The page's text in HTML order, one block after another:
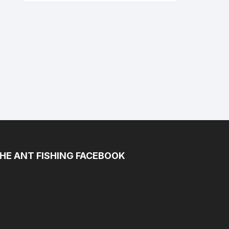
ANT FISHING FACEBOOK